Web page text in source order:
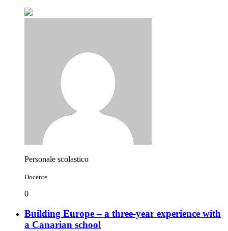
Personale scolastico
Docente
0
Building Europe – a three-year experience with
a Canarian school